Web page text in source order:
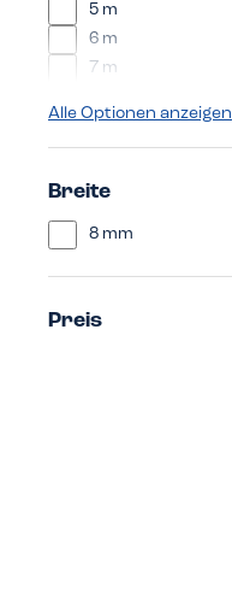
5 m
6 m
7 m
9 m
15 m
Alle Optionen anzeigen
Breite
8 mm
Preis